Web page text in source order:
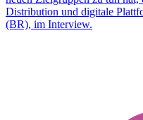
Distribution und digitale
(BR), im Interview.